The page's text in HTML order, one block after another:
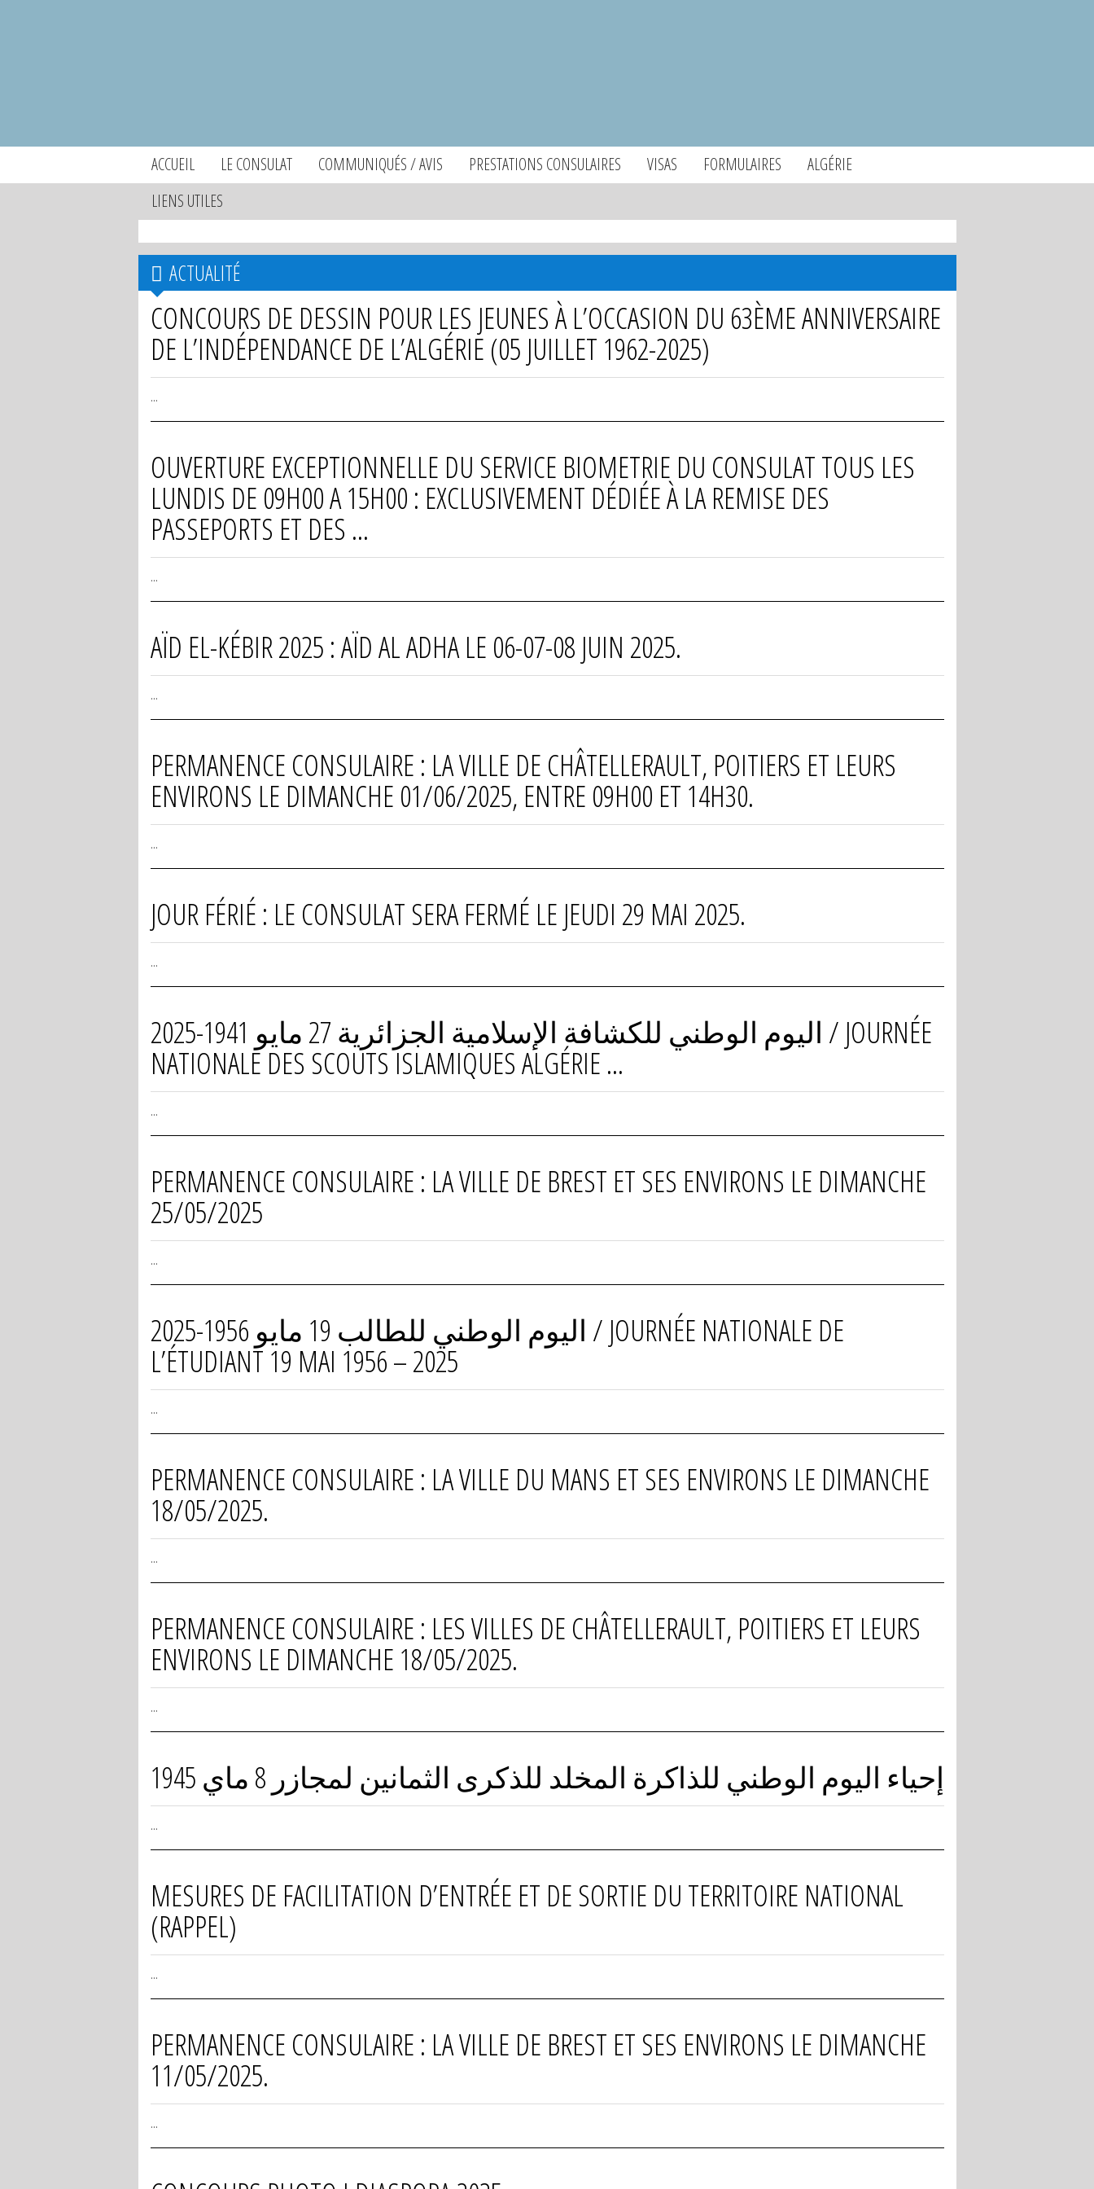
ACCUEIL LE CONSULAT COMMUNIQUÉS / AVIS PRESTATIONS CONSULAIRES VISAS FORMULAIRES
ALGÉRIE
LIENS UTILES
ACTUALITÉ
CONCOURS DE DESSIN POUR LES JEUNES À L’OCCASION DU 63ÈME ANNIVERSAIRE
DE L’INDÉPENDANCE DE L’ALGÉRIE (05 JUILLET 1962-2025)
...
OUVERTURE EXCEPTIONNELLE DU SERVICE BIOMETRIE DU CONSULAT TOUS LES
LUNDIS DE 09H00 A 15H00 : EXCLUSIVEMENT DÉDIÉE À LA REMISE DES
PASSEPORTS ET DES ...
...
AÏD EL-KÉBIR 2025 : AÏD AL ADHA LE 06-07-08 JUIN 2025.
...
PERMANENCE CONSULAIRE : LA VILLE DE CHÂTELLERAULT, POITIERS ET LEURS
ENVIRONS LE DIMANCHE 01/06/2025, ENTRE 09H00 ET 14H30.
...
JOUR FÉRIÉ : LE CONSULAT SERA FERMÉ LE JEUDI 29 MAI 2025.
...
اليوم الوطني للكشافة الإسلامية الجزائرية 27 مايو 1941-2025 / JOURNÉE
NATIONALE DES SCOUTS ISLAMIQUES ALGÉRIE ...
...
PERMANENCE CONSULAIRE : LA VILLE DE BREST ET SES ENVIRONS LE DIMANCHE
25/05/2025
...
اليوم الوطني للطالب 19 مايو 1956-2025 / JOURNÉE NATIONALE DE
L’ÉTUDIANT 19 MAI 1956 – 2025
...
PERMANENCE CONSULAIRE : LA VILLE DU MANS ET SES ENVIRONS LE DIMANCHE
18/05/2025.
...
PERMANENCE CONSULAIRE : LES VILLES DE CHÂTELLERAULT, POITIERS ET LEURS
ENVIRONS LE DIMANCHE 18/05/2025.
...
إحياء اليوم الوطني للذاكرة المخلد للذكرى الثمانين لمجازر 8 ماي 1945
...
MESURES DE FACILITATION D’ENTRÉE ET DE SORTIE DU TERRITOIRE NATIONAL
(RAPPEL)
...
PERMANENCE CONSULAIRE : LA VILLE DE BREST ET SES ENVIRONS LE DIMANCHE
11/05/2025.
...